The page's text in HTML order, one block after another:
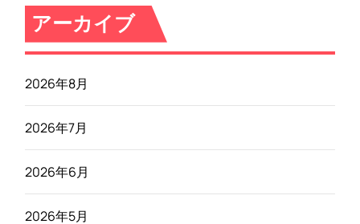
アーカイブ
2026年8月
2026年7月
2026年6月
2026年5月